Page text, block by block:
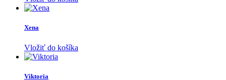
Xena
Vložiť do košíka
Viktoria